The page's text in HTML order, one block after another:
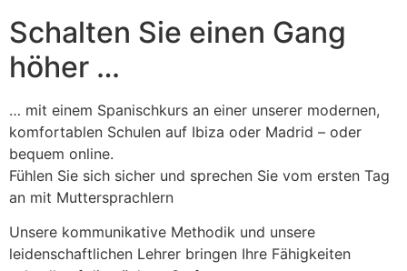
Schalten Sie einen Gang
höher …
… mit einem Spanischkurs an einer unserer modernen,
komfortablen Schulen auf Ibiza oder Madrid – oder
bequem online.
Fühlen Sie sich sicher und sprechen Sie vom ersten Tag
an mit Muttersprachlern
Unsere kommunikative Methodik und unsere
leidenschaftlichen Lehrer bringen Ihre Fähigkeiten